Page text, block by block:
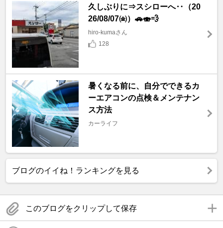
久しぶりに⇒スシローへ‥（20
26/08/07㈮）🚗🍣💨
hiro-kumaさん
128
暑くなる前に、自分でできるカ
ーエアコンの点検＆メンテナン
ス方法
カーライフ
ブログのイイね！ランキングを見る
このブログをクリップして保存